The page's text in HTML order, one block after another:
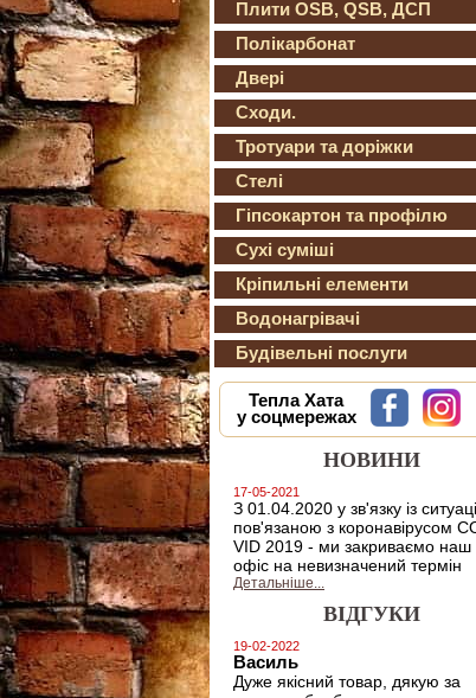
Плити OSB, QSB, ДСП
Полікарбонат
Двері
Сходи.
Тротуари та доріжки
Стелі
Гіпсокартон та профілю
Сухі суміші
Кріпильні елементи
Водонагрівачі
Будівельні послуги
Тепла Хата
у соцмережах
НОВИНИ
17-05-2021
З 01.04.2020 у зв'язку із
пов'язаною з коронавірусом
VID 2019 - ми закриваємо наш
офіс на невизначений термін
Детальніше...
ВІДГУКИ
19-02-2022
Василь
Дуже якісний товар, дякую за